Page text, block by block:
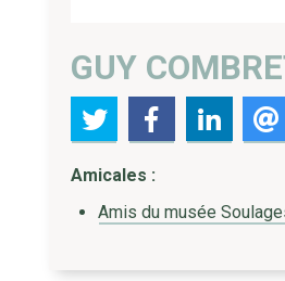
GUY
Amicales :
Amis du musée